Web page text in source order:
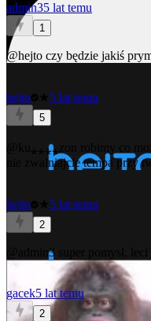
admin35 lat temu
1
@hejto czy będzie jakiś
hejto 5 lat temu
5
@ku⁎⁎⁎⁎zon robimy co
nie zwalniajcie tempa przy
hejto 5 lat temu
2
@admin3
gacek5 lat temu
2